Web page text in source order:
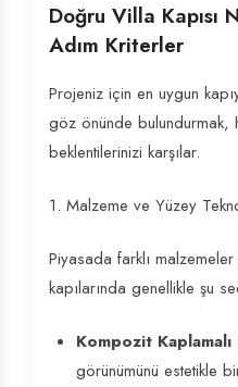
Doğru Villa Kapısı
Adım Kriterler
Projeniz için en uygun
göz önünde bulundurmak,
beklentilerinizi karşılar.
1. Malzeme ve Yüzey
Piyasada farklı
kapılarında genellikle şu
Kompozit
görünümünü estetikle